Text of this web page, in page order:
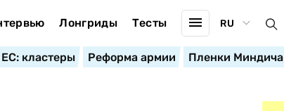
Лонгриды Тесты RU
кластеры Реформа армии Пленки Миндича